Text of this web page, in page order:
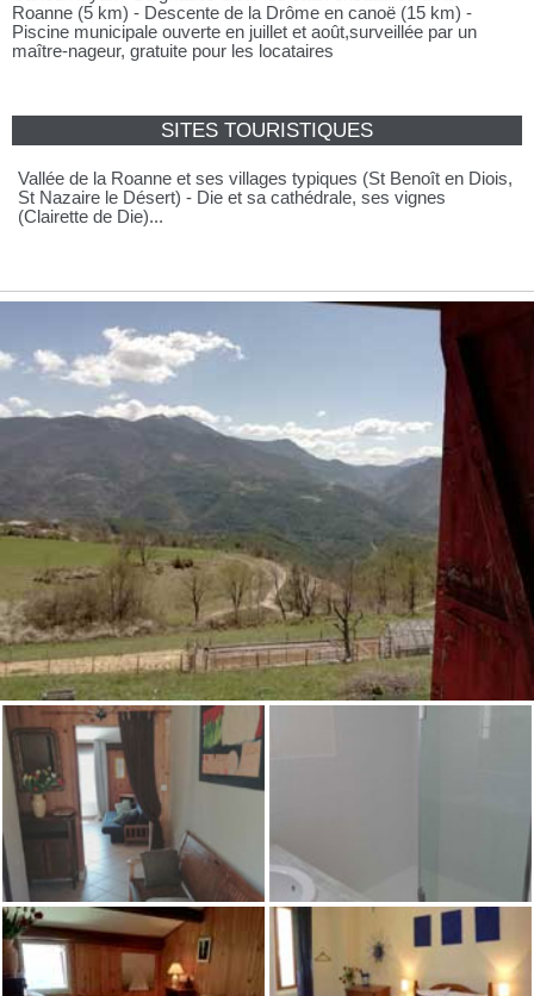
Roanne (5 km) - Descente de la Drôme en canoë (15 km) -
Piscine municipale ouverte en juillet et août,surveillée par un
maître-nageur, gratuite pour les locataires
SITES TOURISTIQUES
Vallée de la Roanne et ses villages typiques (St Benoît en Diois,
St Nazaire le Désert) - Die et sa cathédrale, ses vignes
(Clairette de Die)...